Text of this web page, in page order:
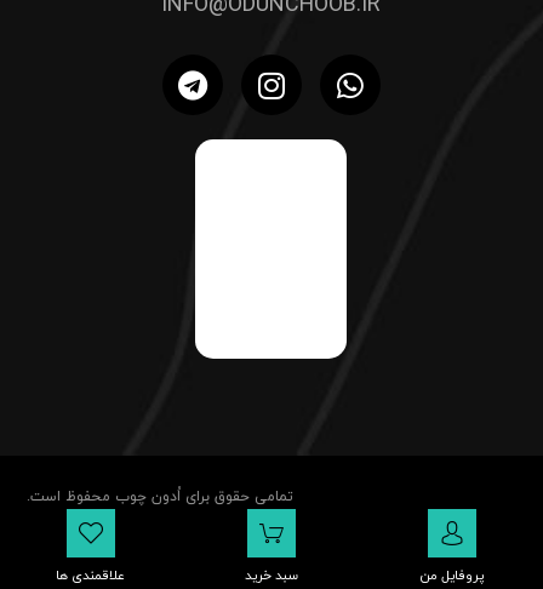
پروفایل من سبد خرید علاقمندی ها